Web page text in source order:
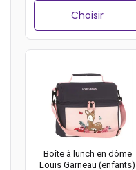
Choisir
Boîte à lunch en dôme
Louis Garneau (enfants)